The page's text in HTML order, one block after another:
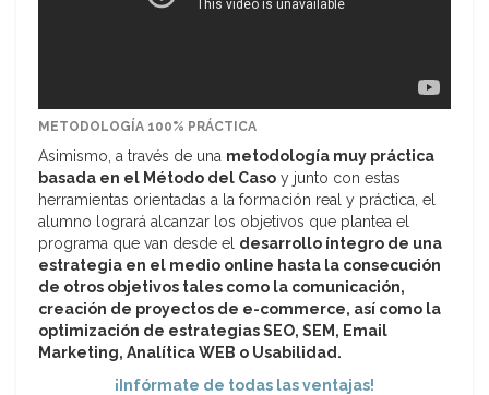
METODOLOGÍA 100% PRÁCTICA
Asimismo, a través de una metodología muy práctica
basada en el Método del Caso y junto con estas
herramientas orientadas a la formación real y práctica, el
alumno logrará alcanzar los objetivos que plantea el
programa que van desde el desarrollo íntegro de una
estrategia en el medio online hasta la consecución
de otros objetivos tales como la comunicación,
creación de proyectos de e-commerce, así como la
optimización de estrategias SEO, SEM, Email
Marketing, Analítica WEB o Usabilidad.
¡Infórmate de todas las ventajas!